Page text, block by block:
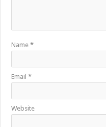
Name*
Email*
Website